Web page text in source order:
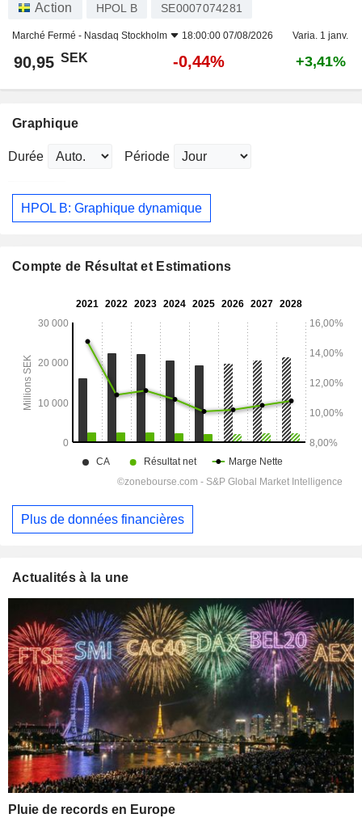
Action HPOL B SE0007074281
Marché Fermé - Nasdaq Stockholm 18:00:00 07/08/2026 Varia. 1 janv.
90,95 SEK -0,44% +3,41%
Graphique
Durée Période
HPOL B: Graphique dynamique
Compte de Résultat et Estimations
Plus de données financières
Actualités à la une
Pluie de records en Europe